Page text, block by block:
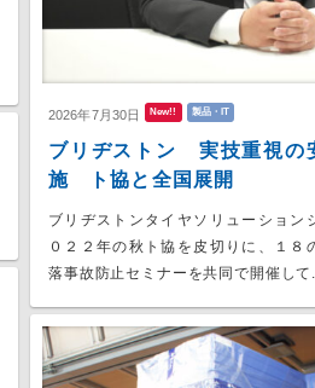
2026年7月30日 New!! 製品・IT
ブリヂストン 実技重視の
施 ト協と全国展開
ブリヂストンタイヤソリューション
０２２年の秋ト協を皮切りに、１８
落事故防止セミナーを共同で開催して